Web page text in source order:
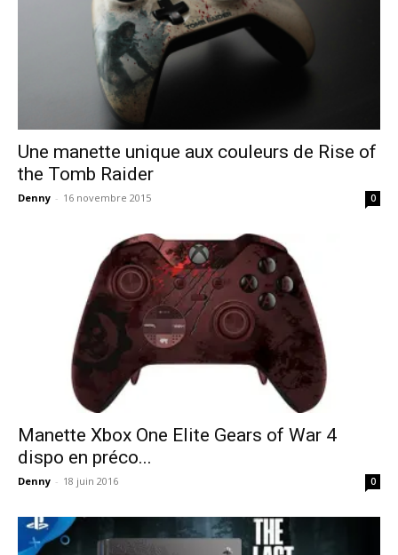
Une manette unique aux couleurs de Rise of
the Tomb Raider
Denny - 16 novembre 2015 0
Manette Xbox One Elite Gears of War 4
dispo en préco...
Denny - 18 juin 2016 0